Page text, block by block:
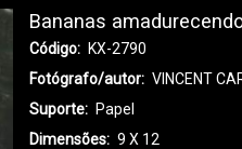
Bananas
Código
KX-2790
Fotógrafo/autor
VINCENT
Suporte
Papel
Dimensões
9 X 12